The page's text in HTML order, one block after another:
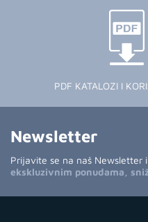
PDF KATALOZI I
Newsletter
Prijavite se na naš Newsletter
ekskluzivnim ponudama,